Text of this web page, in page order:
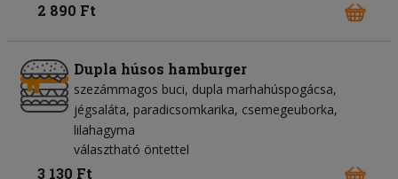
2 890 Ft
Dupla húsos hamburger
szezámmagos buci dupla marhahúspogácsa
jégsaláta paradicsomkarika csemegeuborka
lilahagyma
választható öntettel
3 130 Ft